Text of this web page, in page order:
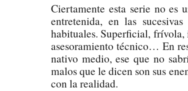
Ciertamente esta serie no es
entretenida, en las
habituales. Superficial, frívola,
asesoramiento técnico… En
nativo medio, ese que no
malos que le dicen son sus
con la realidad.